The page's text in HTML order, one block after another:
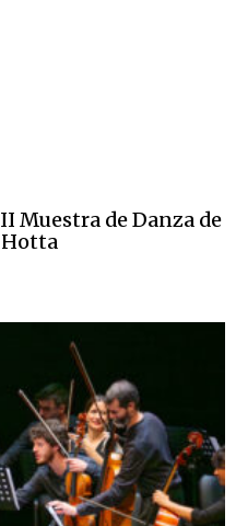
Muestra de Danza de
Hotta